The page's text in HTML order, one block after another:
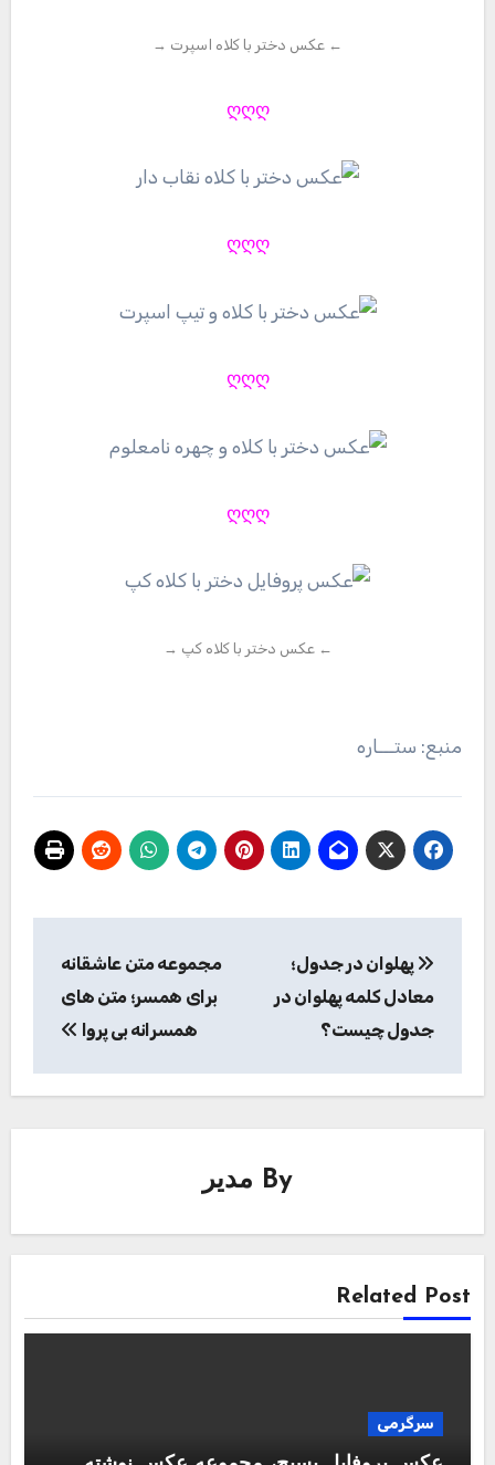
← عکس دختر با کلاه اسپرت →
ღღღ
ღღღ
ღღღ
ღღღ
← عکس دختر با کلاه کپ →
منبع: ستـــاره
نوشته
پهلوان در جدول؛
معادل کلمه پهلوان در
جدول چیست؟
مجموعه متن عاشقانه
برای همسر؛ متن های
همسرانه بی پروا
By مدیر
Related Post
سرگرمی